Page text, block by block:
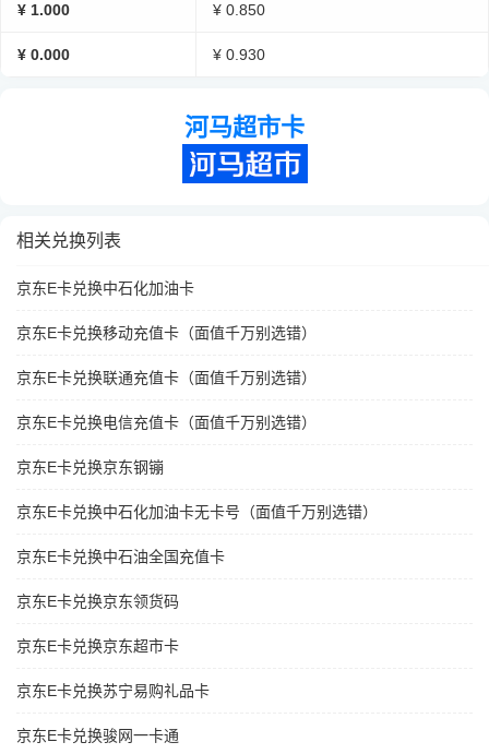
¥ 1.000 ¥ 0.850
¥ 0.000 ¥ 0.930
河马超市卡
相关兑换列表
京东E卡兑换中石化加油卡
京东E卡兑换移动充值卡（面值千万别选错）
京东E卡兑换联通充值卡（面值千万别选错）
京东E卡兑换电信充值卡（面值千万别选错）
京东E卡兑换京东钢镚
京东E卡兑换中石化加油卡无卡号（面值千万别选错）
京东E卡兑换中石油全国充值卡
京东E卡兑换京东领货码
京东E卡兑换京东超市卡
京东E卡兑换苏宁易购礼品卡
京东E卡兑换骏网一卡通